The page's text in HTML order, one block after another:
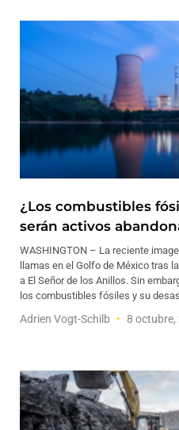
¿Los combustibles
serán activos
WASHINGTON – La reciente
llamas en el Golfo de México tras
a El Señor de los Anillos. Sin
los combustibles fósiles y su
Adrien Vogt-Schilb 8 octubre,